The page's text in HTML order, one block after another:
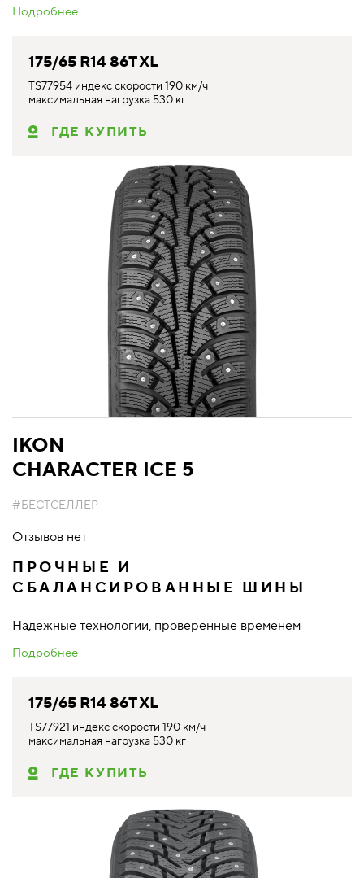
Подробнее
175/65 R14 86T XL
TS77954 индекс скорости 190 км/ч
максимальная нагрузка 530 кг
ГДЕ КУПИТЬ
IKON
CHARACTER ICE 5
#БЕСТСЕЛЛЕР
Отзывов нет
ПРОЧНЫЕ И
СБАЛАНСИРОВАННЫЕ ШИНЫ
Надежные технологии, проверенные временем
Подробнее
175/65 R14 86T XL
TS77921 индекс скорости 190 км/ч
максимальная нагрузка 530 кг
ГДЕ КУПИТЬ